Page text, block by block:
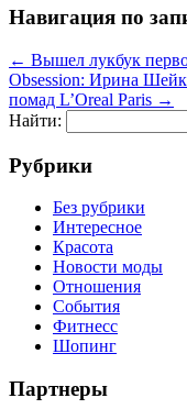
Навигация по
← Вышел лукбук
Obsession: Ирина
помад L’Oreal Paris →
Найти:
Рубрики
Без рубрики
Интересное
Красота
Новости моды
Отношения
События
Фитнесс
Шопинг
Партнеры